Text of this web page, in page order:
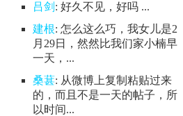
吕剑 : 好久不见，好吗 ...
建根: 怎么这么巧，我女儿是2
月29日，然然比我们家小楠早
一天，...
桑葚: 从微博上复制粘贴过来
的，而且不是一天的帖子，所
以时间...